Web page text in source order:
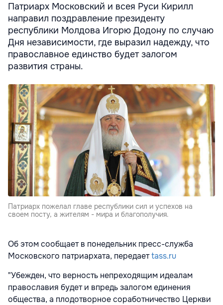
Патриарх Московский и всея Руси Кирилл
направил поздравление президенту
республики Молдова Игорю Додону по случаю
Дня независимости, где выразил надежду, что
православное единство будет залогом
развития страны.
Патриарх пожелал главе республики сил и успехов на
своем посту, а жителям - мира и благополучия.
Об этом сообщает в понедельник пресс-служба
Московского патриархата, передаетtass.ru
"Убежден, что верность непреходящим идеалам
православия будет и впредь залогом единения
общества, а плодотворное соработничество Церкви